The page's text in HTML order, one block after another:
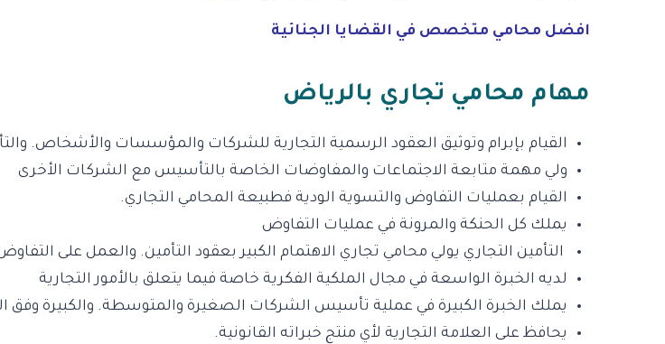
افضل محامي متخصص في القضايا الجنائية
مهام محامي تجاري بالرياض
القيام بإبرام وتوثيق العقود الرسمية التجارية للشركات والمؤسسات والأشخاص.
ولي مهمة متابعة الاجتماعات والمفاوضات الخاصة بالتأسيس مع الشركات الأخرى
القيام بعمليات التفاوض والتسوية الودية فطبيعة المحامي التجاري.
يملك كل الحنكة والمرونة في عمليات التفاوض
التأمين التجاري يولي محامي تجاري الاهتمام الكبير بعقود التأمين. والعمل على
لديه الخبرة الواسعة في مجال الملكية الفكرية خاصة فيما يتعلق بالأمور التجارية
يملك الخبرة الكبيرة في عملية تأسيس الشركات الصغيرة والمتوسطة. والكبيرة وفق
يحافظ على العلامة التجارية لأي منتج خبراته القانونية.